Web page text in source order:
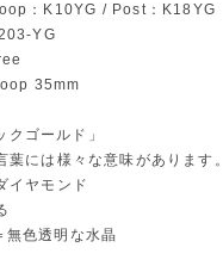
：K10YG / Post：K18YG
YG
35mm
ゴールド」
葉には様々な意味があります。
イヤモンド
色透明な水晶